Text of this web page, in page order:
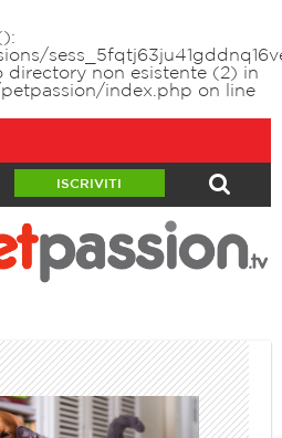
directory non esistente (2) in
index.php on line
ISCRIVITI